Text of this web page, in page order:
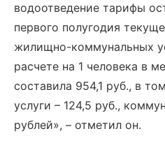
водоотведение тарифы
первого полугодия
жилищно-коммунальных
расчете на 1 человека в
составила 954,1 руб., в
услуги – 124,5 руб.,
рублей», – отметил он.